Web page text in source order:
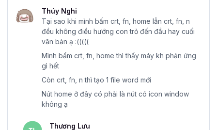
Thúy Nghi
Tại sao khi mình bấm crt, fn, home lẫn crt, fn, n
đều không điều hướng con trỏ đến đầu hay cuối
văn bản ạ :(((((
Mình bấm crt, fn, home thì thấy máy kh phản ứng
gì hết
Còn crt, fn, n thì tạo 1 file word mới
Nút home ở đây có phải là nút có icon window
không ạ
Thương Lưu